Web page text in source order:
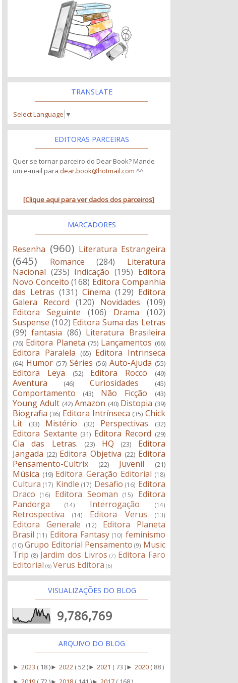
TRANSLATE
Select Language ▼
EDITORAS PARCEIRAS
Quer se tornar parceiro do Dear Book? Mande
um e-mail para dear.book@hotmail.com ^^
[Clique aqui para ver dados dos parceiros]
MARCADORES
Resenha (960) Literatura Estrangeira
(645) Romance (284)
Literatura
Nacional (235) Indicação (195) Editora
Novo Conceito (168) Editora Companhia
das Letras (131) Cinema (129) Editora
Galera Record
(120) Novidades
(109)
Editora Seguinte
(106) Drama
(102)
Suspense (102) Editora Suma das Letras
(99) fantasia (86) Literatura Brasileira
(76) Editora Planeta (75) Lançamentos (66)
Editora Paralela (65) Editora Intrinseca
(64) Humor (57) Séries (56) Auto-Ajuda (55)
Editora Leya (52) Editora Rocco (49)
Aventura (46) Curiosidades (45)
Comportamento (43) Não Ficção (43)
Young Adult (42) Amazon (40) Distopia (39)
Biografia (36) Editora Intrínseca (35) Chick
Lit
(33) Mistério (32) Perspectivas (32)
Editora Sextante (31) Editora Record (29)
Cia das Letras. (23) HQ (23)
Editora
Jangada (22) Editora Objetiva (22) Editora
Pensamento-Cultrix
(22) Juvenil (21)
Música (19) Editora Geração Editorial (18)
Cultura (17) Kindle (17) Desafio (16) Editora
Draco
(16) Editora Seoman (15)
Editora
Pandorga
(14) Interrogação (14)
Retrospectiva (14) Editora Verus (13)
Editora Generale (12)
Editora Planeta
Brasil (11) Editora Fantasy (10) feminismo
(10) Grupo Editorial Pensamento (9) Music
Trip (8) Jardim dos Livros (7) Editora Faro
Editorial (6) Verus Editora (6)
VISUALIZAÇÕES DO BLOG
9,786,769
ARQUIVO DO BLOG
►2023 ( 18 )►2022 ( 52 )►2021 ( 73 )►2020 ( 88 )